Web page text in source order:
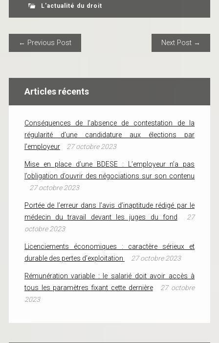
L'actualité du droit
POST NAVIGATION
← Previous Post Next Post →
Articles récents
Conséquences de l’absence de contestation de la
régularité d’une candidature aux élections par
l’employeur
27 octobre 2023
Mise en place d’une BDESE : L’employeur n’a pas
l’obligation d’ouvrir des négociations sur son contenu
27 octobre 2023
Portée de l’erreur dans l’avis d’inaptitude rédigé par le
médecin du travail devant les juges du fond
27
octobre 2023
Licenciements économiques : caractère sérieux et
durable des pertes d’exploitation
27 octobre 2023
Rémunération variable : le salarié doit avoir accès à
tous les paramètres fixant cette dernière
27 octobre
2023